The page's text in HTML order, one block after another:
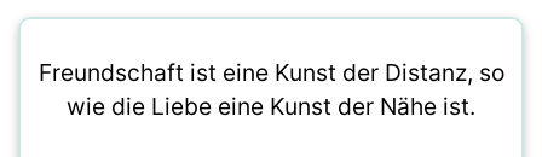
Freundschaft ist eine Kunst der Distanz, so
wie die Liebe eine Kunst der Nähe ist.